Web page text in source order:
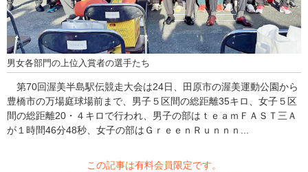
男女各部門の上位入賞者の選手たち
第70回渥美半島駅伝競走大会は24日、田原市の渥美運動公園から
豊橋市の万場庭球場前まで、男子５区間の総距離35キロ、女子５区
間の総距離20・４キロで行われ、男子の部はｔｅａｍＦＡＳＴ三Ａ
が１時間46分48秒、女子の部はＧｒｅｅｎＲｕｎｎｎ...
この記事は有料会員限定です。